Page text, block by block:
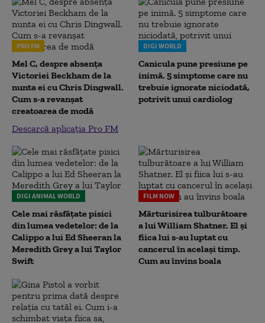
PRO FM
Mel C, despre absența
Victoriei Beckham de la
nunta ei cu Chris Dingwall.
Cum s-a revanșat
creatoarea de modă
Descarcă aplicația Pro FM
DIGI WORLD
Canicula pune presiune pe
inimă. 5 simptome care nu
trebuie ignorate niciodată,
potrivit unui cardiolog
DIGI ANIMAL WORLD
Cele mai răsfățate pisici
din lumea vedetelor: de la
Calippo a lui Ed Sheeran la
Meredith Grey a lui Taylor
Swift
FILM NOW
Mărturisirea tulburătoare
a lui William Shatner. El și
fiica lui s-au luptat cu
cancerul în același timp.
Cum au învins boala